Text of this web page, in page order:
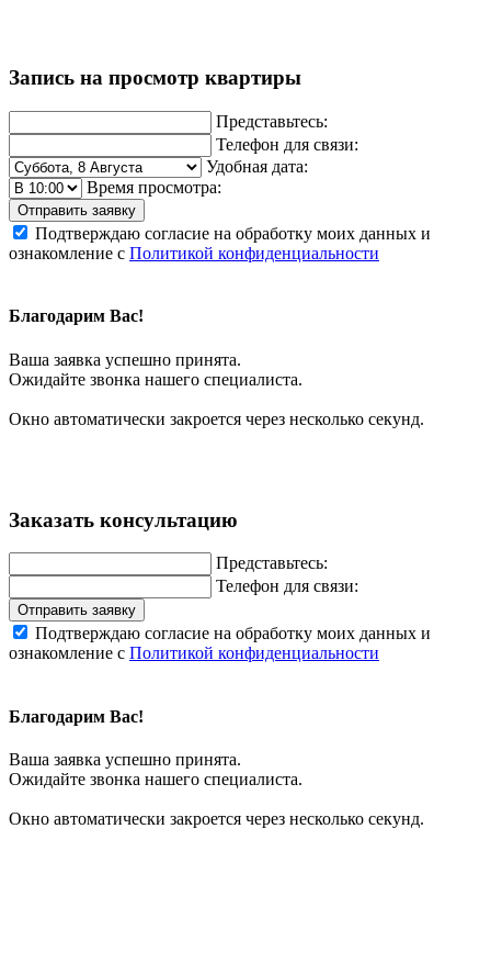
Запись на просмотр квартиры
Представьтесь:
Телефон для связи:
Удобная дата:
Время просмотра:
Отправить заявку
Подтверждаю согласие на обработку моих данных и
ознакомление с Политикой конфиденциальности
Благодарим Вас!
Ваша заявка успешно принята.
Ожидайте звонка нашего специалиста.
Окно автоматически закроется через несколько секунд.
Заказать консультацию
Представьтесь:
Телефон для связи:
Отправить заявку
Подтверждаю согласие на обработку моих данных и
ознакомление с Политикой конфиденциальности
Благодарим Вас!
Ваша заявка успешно принята.
Ожидайте звонка нашего специалиста.
Окно автоматически закроется через несколько секунд.